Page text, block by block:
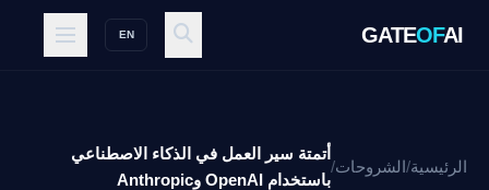
GATEOFAI
EN
الرئيسية/الشروحات/
أتمتة سير العمل في الذكاء الاصطناعي
باستخدام OpenAI وAnthropic